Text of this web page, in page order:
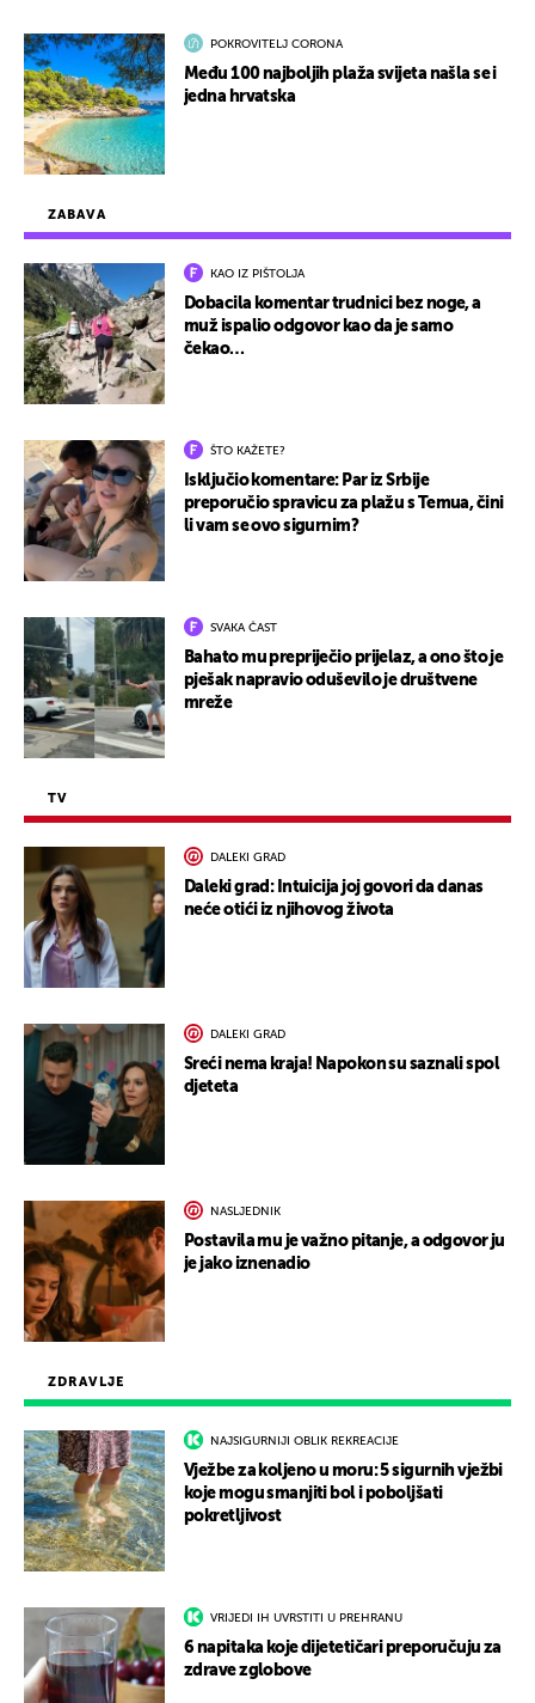
ZDRAVLJE
NAJSIGURNIJI OBLIK REKREACIJE
Vježbe za koljeno u moru: 5 sigurnih vježbi
koje mogu smanjiti bol i poboljšati
pokretljivost
VRIJEDI IH UVRSTITI U PREHRANU
6 napitaka koje dijetetičari preporučuju za
zdrave zglobove
ZABAVA
KAO IZ PIŠTOLJA
Dobacila komentar trudnici bez noge, a
muž ispalio odgovor kao da je samo
čekao…
ŠTO KAŽETE?
Isključio komentare: Par iz Srbije
preporučio spravicu za plažu s Temua, čini
li vam se ovo sigurnim?
SVAKA ČAST
Bahato mu prepriječio prijelaz, a ono što je
pješak napravio oduševilo je društvene
mreže
TV
DALEKI GRAD
Daleki grad: Intuicija joj govori da danas
neće otići iz njihovog života
DALEKI GRAD
Sreći nema kraja! Napokon su saznali spol
djeteta
NASLJEDNIK
Postavila mu je važno pitanje, a odgovor ju
je jako iznenadio
POKROVITELJ CORONA
Među 100 najboljih plaža svijeta našla se i
jedna hrvatska